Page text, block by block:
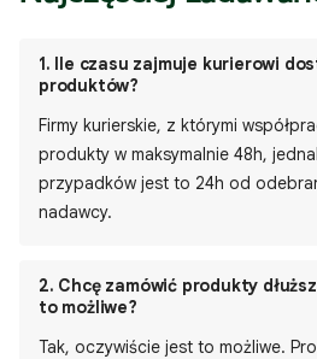
1. Ile czasu zajmuje kurierowi
produktów?
Firmy kurierskie, z którymi
produkty w maksymalnie 48h,
przypadków jest to 24h od
nadawcy.
2. Chcę zamówić produkty
to możliwe?
Tak, oczywiście jest to możliwe.